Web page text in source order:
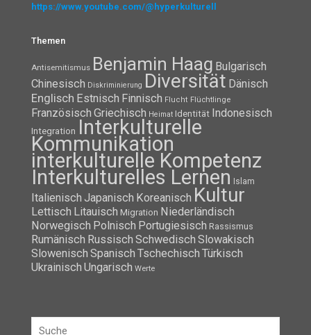
https://www.youtube.com/@hyperkulturell
Themen
Antisemitismus Benjamin Haag Bulgarisch
Chinesisch Diskriminierung Diversität Dänisch
Englisch Estnisch Finnisch Flucht Flüchtlinge
Französisch Griechisch Heimat Identität Indonesisch
Integration Interkulturelle
Kommunikation
interkulturelle Kompetenz
Interkulturelles Lernen Islam
Italienisch Japanisch Koreanisch Kultur
Lettisch Litauisch Migration Niederländisch
Norwegisch Polnisch Portugiesisch Rassismus
Rumänisch Russisch Schwedisch Slowakisch
Slowenisch Spanisch Tschechisch Türkisch
Ukrainisch Ungarisch Werte